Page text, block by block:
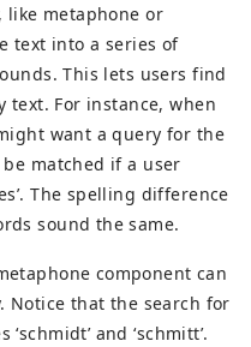
like metaphone or
text into a series of
This lets users find
For instance, when
want a query for the
be matched if a user
The spelling difference
sound the same.
component can
Notice that the search for
and ‘schmitt’.